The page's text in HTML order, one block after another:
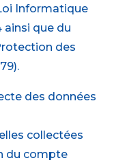
Informatique
que du
des
des données
collectées
du compte